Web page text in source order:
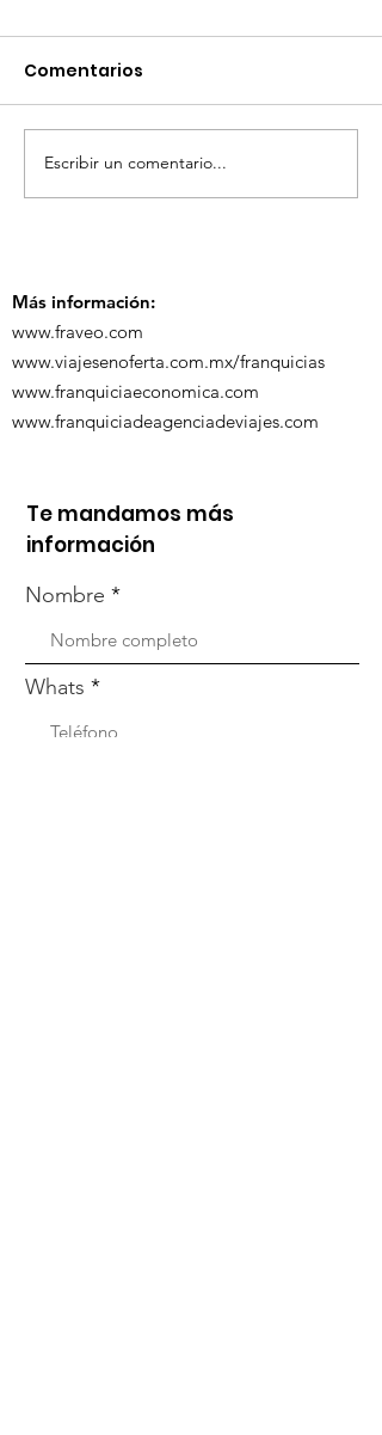
TourTravelynByFraveo
participó en la
Comentarios
Escribir un comentario...
Más información:
www.fraveo.com
www.viajesenoferta.com.mx/franquicias
www.franquiciaeconomica.com
www.franquiciadeagenciadeviajes.com
Te mandamos más
información
Nombre
Whats